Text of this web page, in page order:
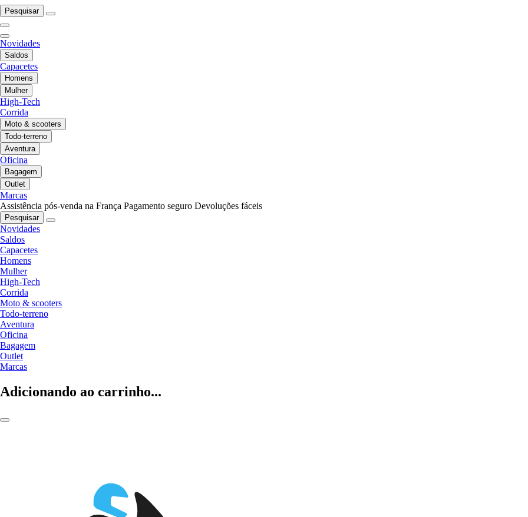
Pesquisar
Novidades
Saldos
Capacetes
Homens
Mulher
High-Tech
Corrida
Moto & scooters
Todo-terreno
Aventura
Oficina
Bagagem
Outlet
Marcas
Assistência pós-venda na França Pagamento seguro Devoluções fáceis
Pesquisar
Novidades
Saldos
Capacetes
Homens
Mulher
High-Tech
Corrida
Moto & scooters
Todo-terreno
Aventura
Oficina
Bagagem
Outlet
Marcas
Adicionando ao carrinho...